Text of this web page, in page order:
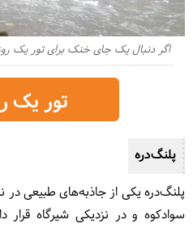
اگر دنبال یک جای خنک برای تور یک
تور یک
پلنگ‌دره
پلنگ‌دره یکی از جاذبه‌های طبیعی
سوادکوه و در نزدیکی شیرگاه